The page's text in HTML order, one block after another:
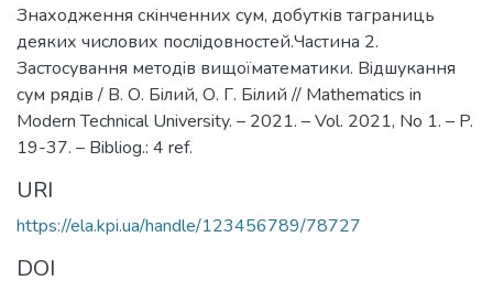
Знаходження скiнченних сум, добуткiв таграниць
деяких числових послiдовностей.Частина 2.
Застосування методiв вищоїматематики. Вiдшукання
сум рядiв / В. О. Бiлий, О. Г. Бiлий // Mathematics in
Modern Technical University. – 2021. – Vol. 2021, No 1. – P.
19-37. – Bibliog.: 4 ref.
URI
https://ela.kpi.ua/handle/123456789/78727
DOI